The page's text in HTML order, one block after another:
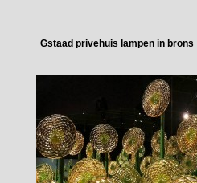
Gstaad privehuis lampen in brons